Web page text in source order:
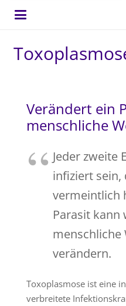
Verändert ein
menschliche
Jeder zweite
infiziert sein,
vermeintlich
Parasit kann
menschliche
verändern.
Toxoplasmose ist eine
verbreitete